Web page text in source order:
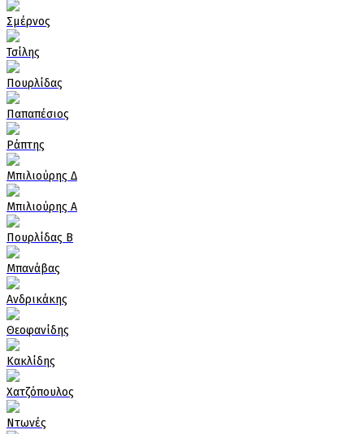
Σμέρνος
Τσίλης
Πουρλίδας
Παπαπέσιος
Ράπτης
Μπιλιούρης Δ
Μπιλιούρης Α
Πουρλίδας Β
Μπανάβας
Ανδρικάκης
Θεοφανίδης
Κακλίδης
Χατζόπουλος
Ντωνές